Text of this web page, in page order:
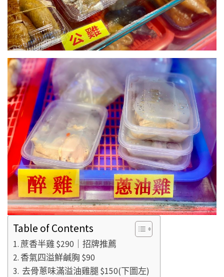
Table of Contents
蔗香半雞 $290｜招牌推薦
香氣四溢鮮鹹胸 $90
去骨蔥味滿溢油雞腿 $150(下圖左)